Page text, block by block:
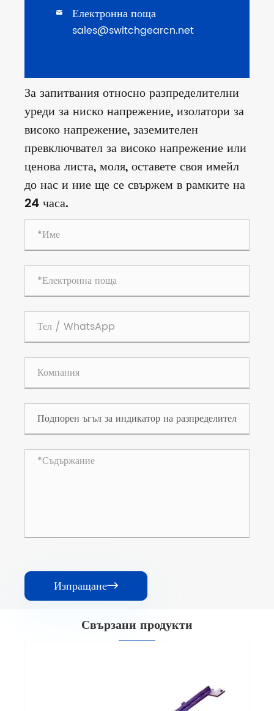
 Електронна поща
sales@switchgearcn.net
За запитвания относно разпределителни
уреди за ниско напрежение, изолатори за
високо напрежение, заземителен
превключвател за високо напрежение или
ценова листа, моля, оставете своя имейл
до нас и ние ще се свържем в рамките на
24 часа.
Изпращане
Свързани продукти